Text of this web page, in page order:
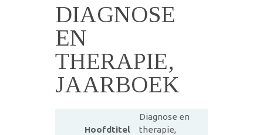
DIAGNOSE
EN
THERAPIE,
JAARBOEK
Hoofdtitel
Diagnose en
therapie,